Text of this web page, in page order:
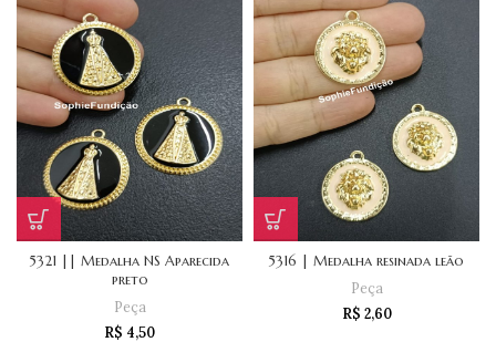
5321 || Medalha NS Aparecida
preto
Peça
R$ 4,50
5316 | Medalha resinada leão
Peça
R$ 2,60